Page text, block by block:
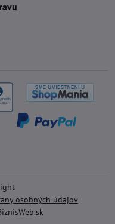
osobných údajov